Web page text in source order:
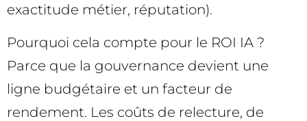
exactitude métier, réputation).
Pourquoi cela compte pour le ROI IA ?
Parce que la gouvernance devient une
ligne budgétaire et un facteur de
rendement. Les coûts de relecture, de